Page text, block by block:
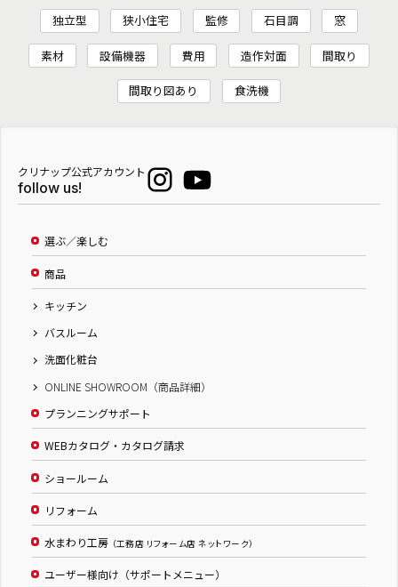
独立型 狭小住宅 監修 石目調 窓
素材 設備機器 費用 造作対面 間取り
間取り図あり 食洗機
クリナップ公式アカウント
follow us!
選ぶ／楽しむ
商品
キッチン
バスルーム
洗面化粧台
ONLINE SHOWROOM（商品詳細）
プランニングサポート
WEBカタログ・カタログ請求
ショールーム
リフォーム
水まわり工房 （工務店 リフォーム店 ネットワーク）
ユーザー様向け（サポートメニュー）